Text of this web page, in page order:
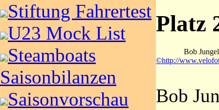
Stiftung Fahrertest
U23 Mock List
Steamboats
Saisonbilanzen
Saisonvorschau
Platz
Bob
©http://
Bob